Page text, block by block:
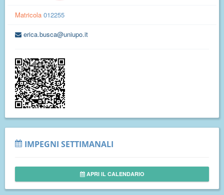
Matricola 012255
erica.busca@uniupo.it
IMPEGNI SETTIMANALI
APRI IL CALENDARIO